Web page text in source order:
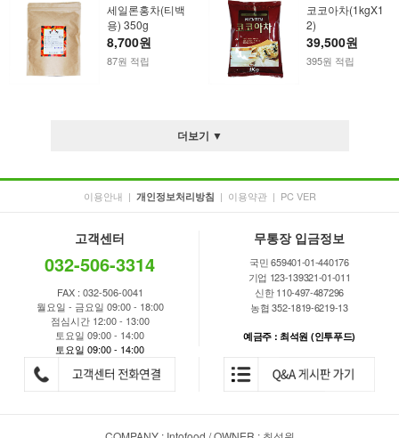
세일론홍차(티백
용) 350g
8,700원
87원 적립
코코아차(1kgX1
2)
39,500원
395원 적립
더보기 ▼
이용안내 | 개인정보처리방침 | 이용약관 | PC VER
고객센터
032-506-3314
FAX : 032-506-0041
월요일 - 금요일 09:00 - 18:00
점심시간 12:00 - 13:00
토요일 09:00 - 14:00
토요일 09:00 - 14:00
무통장 입금정보
국민 659401-01-440176
기업 123-139321-01-011
신한 110-497-487296
농협 352-1819-6219-13
예금주 : 최석원 (인투푸드)